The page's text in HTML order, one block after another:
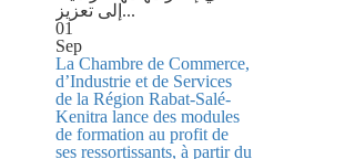
إلى تعزيز...
01
Sep
La Chambre de Commerce,
d’Industrie et de Services
de la Région Rabat-Salé-
Kenitra lance des modules
de formation au profit de
ses ressortissants, à partir du